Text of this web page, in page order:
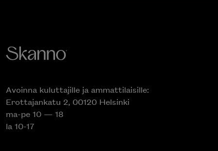
Avoinna kuluttajille ja ammattilaisille:
Erottajankatu 2, 00120 Helsinki
ma-pe 10 — 18
la 10-17